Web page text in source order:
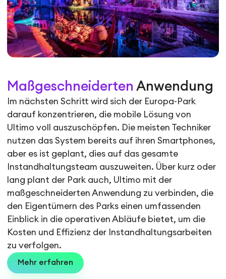
Maßgeschneiderten Anwendung
Im nächsten Schritt wird sich der Europa-Park
darauf konzentrieren, die mobile Lösung von
Ultimo voll auszuschöpfen. Die meisten Techniker
nutzen das System bereits auf ihren Smartphones,
aber es ist geplant, dies auf das gesamte
Instandhaltungsteam auszuweiten. Über kurz oder
lang plant der Park auch, Ultimo mit der
maßgeschneiderten Anwendung zu verbinden, die
den Eigentümern des Parks einen umfassenden
Einblick in die operativen Abläufe bietet, um die
Kosten und Effizienz der Instandhaltungsarbeiten
zu verfolgen.
Mehr erfahren